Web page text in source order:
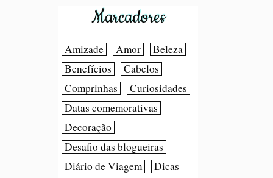
Marcadores
Amizade Amor
Beleza
Benefícios
Cabelos
Comprinhas
Curiosidades
Datas comemorativas
Decoração
Desafio das blogueiras
Diário de Viagem
Dicas